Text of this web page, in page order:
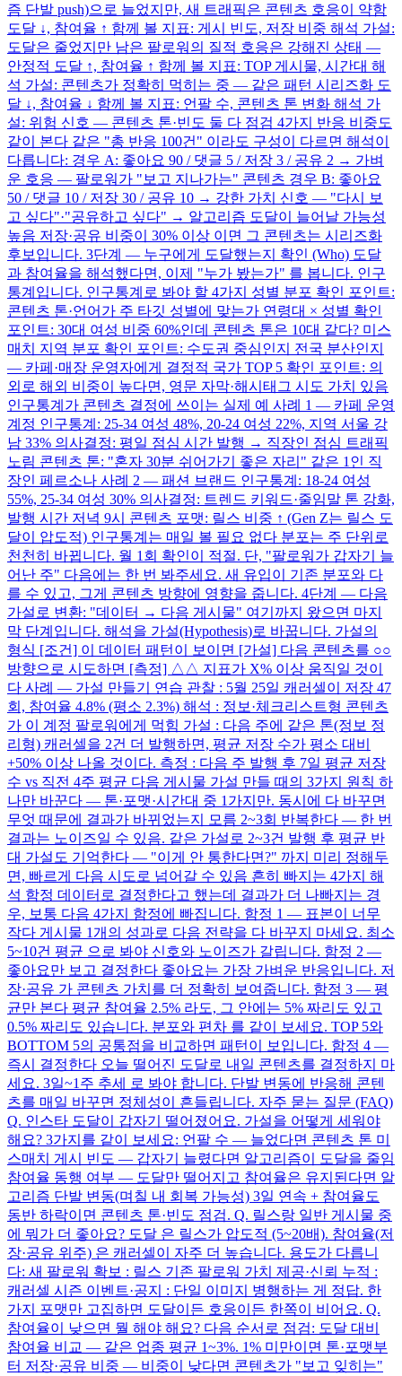
즘 단발 push)으로 늘었지만, 새 트래픽은 콘텐츠 호응이 약함
도달 ↓, 참여율 ↑ 함께 볼 지표: 게시 빈도, 저장 비중 해석 가설:
도달은 줄었지만 남은 팔로워의 질적 호응은 강해진 상태 —
안정적 도달 ↑, 참여율 ↑ 함께 볼 지표: TOP 게시물, 시간대 해
석 가설: 콘텐츠가 정확히 먹히는 중 — 같은 패턴 시리즈화 도
달 ↓, 참여율 ↓ 함께 볼 지표: 언팔 수, 콘텐츠 톤 변화 해석 가
설: 위험 신호 — 콘텐츠 톤·빈도 둘 다 점검 4가지 반응 비중도
같이 본다 같은 "총 반응 100건" 이라도 구성이 다르면 해석이
다릅니다: 경우 A: 좋아요 90 / 댓글 5 / 저장 3 / 공유 2 → 가벼
운 호응 — 팔로워가 "보고 지나가는" 콘텐츠 경우 B: 좋아요
50 / 댓글 10 / 저장 30 / 공유 10 → 강한 가치 신호 — "다시 보
고 싶다"·"공유하고 싶다" → 알고리즘 도달이 늘어날 가능성
높음 저장·공유 비중이 30% 이상 이면 그 콘텐츠는 시리즈화
후보입니다. 3단계 — 누구에게 도달했는지 확인 (Who) 도달
과 참여율을 해석했다면, 이제 "누가 봤는가" 를 봅니다. 인구
통계입니다. 인구통계로 봐야 할 4가지 성별 분포 확인 포인트:
콘텐츠 톤·언어가 주 타깃 성별에 맞는가 연령대 × 성별 확인
포인트: 30대 여성 비중 60%인데 콘텐츠 톤은 10대 같다? 미스
매치 지역 분포 확인 포인트: 수도권 중심인지 전국 분산인지
— 카페·매장 운영자에게 결정적 국가 TOP 5 확인 포인트: 의
외로 해외 비중이 높다면, 영문 자막·해시태그 시도 가치 있음
인구통계가 콘텐츠 결정에 쓰이는 실제 예 사례 1 — 카페 운영
계정 인구통계: 25-34 여성 48%, 20-24 여성 22%, 지역 서울 강
남 33% 의사결정: 평일 점심 시간 발행 → 직장인 점심 트래픽
노림 콘텐츠 톤: "혼자 30분 쉬어가기 좋은 자리" 같은 1인 직
장인 페르소나 사례 2 — 패션 브랜드 인구통계: 18-24 여성
55%, 25-34 여성 30% 의사결정: 트렌드 키워드·줄임말 톤 강화,
발행 시간 저녁 9시 콘텐츠 포맷: 릴스 비중 ↑ (Gen Z는 릴스 도
달이 압도적) 인구통계는 매일 볼 필요 없다 분포는 주 단위로
천천히 바뀝니다. 월 1회 확인이 적절. 단, "팔로워가 갑자기 늘
어난 주" 다음에는 한 번 봐주세요. 새 유입이 기존 분포와 다
를 수 있고, 그게 콘텐츠 방향에 영향을 줍니다. 4단계 — 다음
가설로 변환: "데이터 → 다음 게시물" 여기까지 왔으면 마지
막 단계입니다. 해석을 가설(Hypothesis)로 바꿉니다. 가설의
형식 [조건] 이 데이터 패턴이 보이면 [가설] 다음 콘텐츠를 ○○
방향으로 시도하면 [측정] △△ 지표가 X% 이상 움직일 것이
다 사례 — 가설 만들기 연습 관찰 : 5월 25일 캐러셀이 저장 47
회, 참여율 4.8% (평소 2.3%) 해석 : 정보·체크리스트형 콘텐츠
가 이 계정 팔로워에게 먹힘 가설 : 다음 주에 같은 톤(정보 정
리형) 캐러셀을 2건 더 발행하면, 평균 저장 수가 평소 대비
+50% 이상 나올 것이다. 측정 : 다음 주 발행 후 7일 평균 저장
수 vs 직전 4주 평균 다음 게시물 가설 만들 때의 3가지 원칙 하
나만 바꾼다 — 톤·포맷·시간대 중 1가지만. 동시에 다 바꾸면
무엇 때문에 결과가 바뀌었는지 모름 2~3회 반복한다 — 한 번
결과는 노이즈일 수 있음. 같은 가설로 2~3건 발행 후 평균 반
대 가설도 기억한다 — "이게 안 통한다면?" 까지 미리 정해두
면, 빠르게 다음 시도로 넘어갈 수 있음 흔히 빠지는 4가지 해
석 함정 데이터로 결정한다고 했는데 결과가 더 나빠지는 경
우, 보통 다음 4가지 함정에 빠집니다. 함정 1 — 표본이 너무
작다 게시물 1개의 성과로 다음 전략을 다 바꾸지 마세요. 최소
5~10건 평균 으로 봐야 신호와 노이즈가 갈립니다. 함정 2 —
좋아요만 보고 결정한다 좋아요는 가장 가벼운 반응입니다. 저
장·공유 가 콘텐츠 가치를 더 정확히 보여줍니다. 함정 3 — 평
균만 본다 평균 참여율 2.5% 라도, 그 안에는 5% 짜리도 있고
0.5% 짜리도 있습니다. 분포와 편차 를 같이 보세요. TOP 5와
BOTTOM 5의 공통점을 비교하면 패턴이 보입니다. 함정 4 —
즉시 결정한다 오늘 떨어진 도달로 내일 콘텐츠를 결정하지 마
세요. 3일~1주 추세 로 봐야 합니다. 단발 변동에 반응해 콘텐
츠를 매일 바꾸면 정체성이 흔들립니다. 자주 묻는 질문 (FAQ)
Q. 인스타 도달이 갑자기 떨어졌어요. 가설을 어떻게 세워야
해요? 3가지를 같이 보세요: 언팔 수 — 늘었다면 콘텐츠 톤 미
스매치 게시 빈도 — 갑자기 늘렸다면 알고리즘이 도달을 줄임
참여율 동행 여부 — 도달만 떨어지고 참여율은 유지된다면 알
고리즘 단발 변동(며칠 내 회복 가능성) 3일 연속 + 참여율도
동반 하락이면 콘텐츠 톤·빈도 점검. Q. 릴스랑 일반 게시물 중
에 뭐가 더 좋아요? 도달 은 릴스가 압도적 (5~20배). 참여율(저
장·공유 위주) 은 캐러셀이 자주 더 높습니다. 용도가 다릅니
다: 새 팔로워 확보 : 릴스 기존 팔로워 가치 제공·신뢰 누적 :
캐러셀 시즌 이벤트·공지 : 단일 이미지 병행하는 게 정답. 한
가지 포맷만 고집하면 도달이든 호응이든 한쪽이 비어요. Q.
참여율이 낮으면 뭘 해야 해요? 다음 순서로 점검: 도달 대비
참여율 비교 — 같은 업종 평균 1~3%. 1% 미만이면 톤·포맷부
터 저장·공유 비중 — 비중이 낮다면 콘텐츠가 "보고 잊히는"